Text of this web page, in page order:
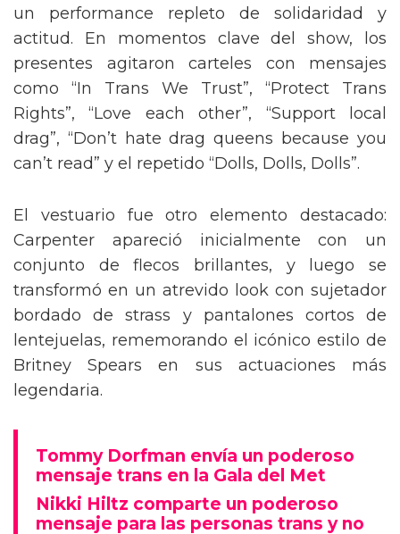
un performance repleto de solidaridad y
actitud. En momentos clave del show, los
presentes agitaron carteles con mensajes
como “In Trans We Trust”, “Protect Trans
Rights”, “Love each other”, “Support local
drag”, “Don’t hate drag queens because you
can’t read” y el repetido “Dolls, Dolls, Dolls”.
El vestuario fue otro elemento destacado:
Carpenter apareció inicialmente con un
conjunto de flecos brillantes, y luego se
transformó en un atrevido look con sujetador
bordado de strass y pantalones cortos de
lentejuelas, rememorando el icónico estilo de
Britney Spears en sus actuaciones más
legendaria.
Tommy Dorfman envía un poderoso
mensaje trans en la Gala del Met
Nikki Hiltz comparte un poderoso
mensaje para las personas trans y no